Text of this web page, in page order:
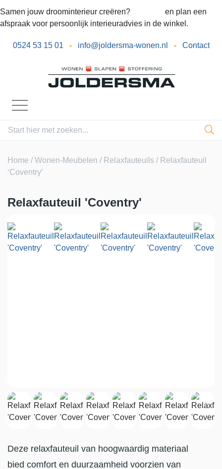
Samen jouw droominterieur creëren?
en plan een
afspraak voor persoonlijk interieuradvies in de winkel.
0524 53 15 01 - info@joldersma-wonen.nl - Contact
Home /Wonen-Meubelen / Relaxfauteuils / Relaxfauteuil
‘Coventry’
Relaxfauteuil 'Coventry'
Deze relaxfauteuil van hoogwaardig materiaal
bied comfort en duurzaamheid voorzien van